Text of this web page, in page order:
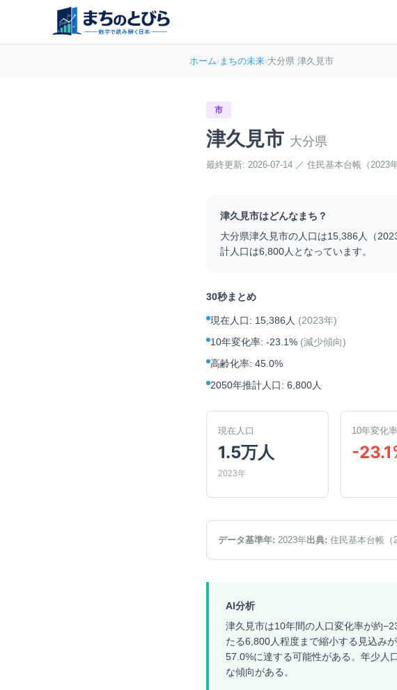
ホーム›まちの未来›大分県 津久見市
市
津久見市 大分県
最終更新: 2026-07-14 ／ 住民基本台帳（2023年
津久見市はどんなまち？
大分県津久見市の人口は15,386 人（
計人口は6,800人となっています。
30秒まとめ
現在人口: 15,386人 (2023年)
10年変化率: -23.1% (減少傾向)
高齢化率: 45.0%
2050年推計人口: 6,800人
現在人口
1.5万人
2023年
10年変化率
-
データ基準年: 2023年出典: 住民基本台帳（
AI分析
津久見市は10年間の人口変化率が約
たる6,800人程度まで縮小する見込み
57.0%に達する可能性がある。年少人
な傾向がある。